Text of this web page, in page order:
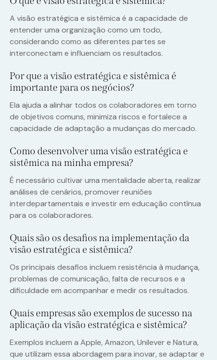
A visão estratégica e sistêmica é a capacidade de
entender uma organização como um todo,
considerando como as diferentes partes se
interconectam e influenciam os resultados.
Por que a visão estratégica e sistêmica é
importante para os negócios?
Ela ajuda a alinhar todos os colaboradores em torno
de objetivos comuns, minimiza riscos e fortalece a
capacidade de adaptação a mudanças do mercado.
Como desenvolver uma visão estratégica e
sistêmica na minha empresa?
É necessário cultivar uma mentalidade aberta, realizar
análises de cenários, promover reuniões
interdepartamentais e investir em educação contínua
para os colaboradores.
Quais são os desafios na implementação da
visão estratégica e sistêmica?
Os principais desafios incluem resistência à mudança,
problemas de comunicação, falta de recursos e a
dificuldade em acompanhar e medir os resultados.
Quais empresas são exemplos de sucesso na
aplicação da visão estratégica e sistêmica?
Exemplos incluem a Apple, Amazon, Unilever e Natura,
que utilizam essa abordagem para inovar, se adaptar e